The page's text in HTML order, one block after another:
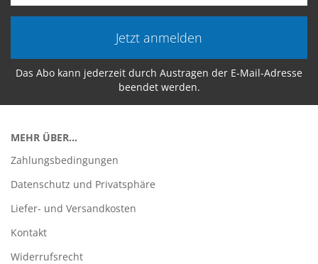
Jetzt anmelden
Das Abo kann jederzeit durch Austragen der E-Mail-Adresse
beendet werden.
MEHR ÜBER...
Zahlungsbedingungen
Datenschutz und Privatsphäre
Liefer- und Versandkosten
Kontakt
Widerrufsrecht